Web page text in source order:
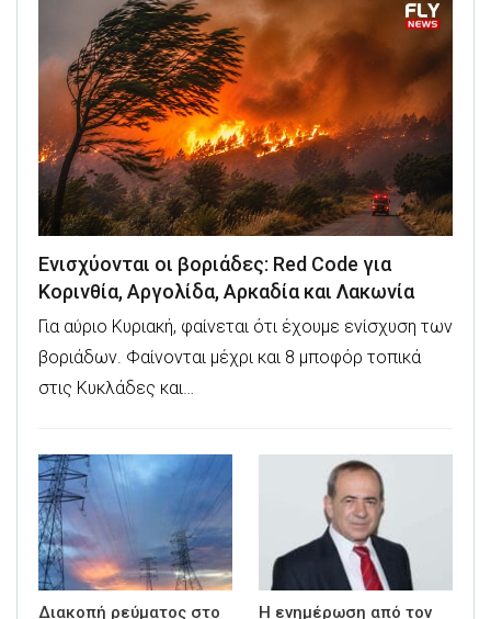
Ενισχύονται οι βοριάδες: Red Code για
Κορινθία, Αργολίδα, Αρκαδία και Λακωνία
Για αύριο Κυριακή, φαίνεται ότι έχουμε ενίσχυση των
βοριάδων. Φαίνονται μέχρι και 8 μποφόρ τοπικά
στις Κυκλάδες και…
Διακοπή ρεύματος στο
Η ενημέρωση από τον